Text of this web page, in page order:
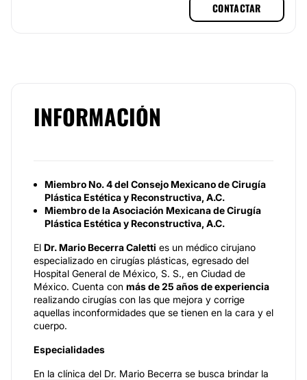
CONTACTAR
INFORMACIÓN
Miembro No. 4 del Consejo Mexicano de Cirugía
Plástica Estética y Reconstructiva, A.C.
Miembro de la Asociación Mexicana de Cirugía
Plástica Estética y Reconstructiva, A.C.
El Dr. Mario Becerra Caletti es un médico cirujano
especializado en cirugías plásticas, egresado del
Hospital General de México, S. S., en Ciudad de
México. Cuenta con más de 25 años de experiencia
realizando cirugías con las que mejora y corrige
aquellas inconformidades que se tienen en la cara y el
cuerpo.
Especialidades
En la clínica del Dr. Mario Becerra se busca brindar la